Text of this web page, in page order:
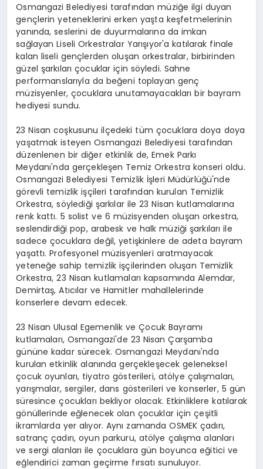
Osmangazi Belediyesi tarafından müziğe ilgi duyan
gençlerin yeteneklerini erken yaşta keşfetmelerinin
yanında, seslerini de duyurmalarına da imkan
sağlayan Liseli Orkestralar Yarışıyor'a katılarak finale
kalan liseli gençlerden oluşan orkestralar, birbirinden
güzel şarkıları çocuklar için söyledi. Sahne
performanslarıyla da beğeni toplayan genç
müzisyenler, çocuklara unutamayacakları bir bayram
hediyesi sundu.
23 Nisan coşkusunu ilçedeki tüm çocuklara doya doya
yaşatmak isteyen Osmangazi Belediyesi tarafından
düzenlenen bir diğer etkinlik de, Emek Parkı
Meydanı'nda gerçekleşen Temiz Orkestra konseri oldu.
Osmangazi Belediyesi Temizlik İşleri Müdürlüğü'nde
görevli temizlik işçileri tarafından kurulan Temizlik
Orkestra, söylediği şarkılar ile 23 Nisan kutlamalarına
renk kattı. 5 solist ve 6 müzisyenden oluşan orkestra,
seslendirdiği pop, arabesk ve halk müziği şarkıları ile
sadece çocuklara değil, yetişkinlere de adeta bayram
yaşattı. Profesyonel müzisyenleri aratmayacak
yeteneğe sahip temizlik işçilerinden oluşan Temizlik
Orkestra, 23 Nisan kutlamaları kapsamında Alemdar,
Demirtaş, Atıcılar ve Hamitler mahallelerinde
konserlere devam edecek.
23 Nisan Ulusal Egemenlik ve Çocuk Bayramı
kutlamaları, Osmangazi'de 23 Nisan Çarşamba
gününe kadar sürecek. Osmangazi Meydanı'nda
kurulan etkinlik alanında gerçekleşecek geleneksel
çocuk oyunları, tiyatro gösterileri, atölye çalışmaları,
yarışmalar, sergiler, dans gösterileri ve konserler, 5 gün
süresince çocukları bekliyor olacak. Etkinliklere katılarak
gönüllerinde eğlenecek olan çocuklar için çeşitli
ikramlarda yer alıyor. Aynı zamanda OSMEK çadırı,
satranç çadırı, oyun parkuru, atölye çalışma alanları
ve sergi alanları ile çocuklara gün boyunca eğitici ve
eğlendirici zaman geçirme fırsatı sunuluyor.